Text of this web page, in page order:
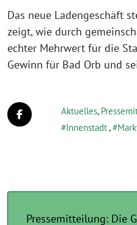
Das neue Ladengeschäft
zeigt, wie durch
echter Mehrwert für die
Gewinn für Bad Orb und
Aktuelles,
Innenstadt,
Pressemitteilung: Die